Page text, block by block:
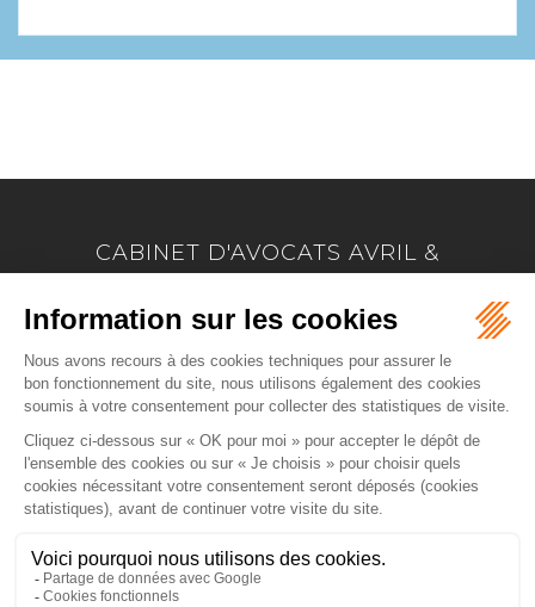
CABINET D'AVOCATS AVRIL &
22042 SAINT BRIEUC
Tél :
02 96 33 60 24 Fax : 02 96 33 74 66
NOUS LOCALISER